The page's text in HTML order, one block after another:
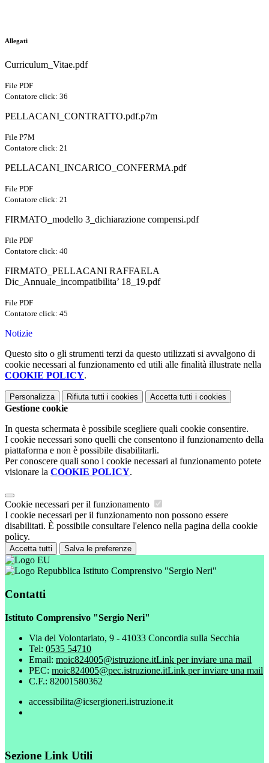
Allegati
Curriculum_Vitae.pdf
File PDF
Contatore click: 36
PELLACANI_CONTRATTO.pdf.p7m
File P7M
Contatore click: 21
PELLACANI_INCARICO_CONFERMA.pdf
File PDF
Contatore click: 21
FIRMATO_modello 3_dichiarazione compensi.pdf
File PDF
Contatore click: 40
FIRMATO_PELLACANI RAFFAELA
Dic_Annuale_incompatibilita’ 18_19.pdf
File PDF
Contatore click: 45
Notizie
Questo sito o gli strumenti terzi da questo utilizzati si avvalgono di
cookie necessari al funzionamento ed utili alle finalità illustrate nella
COOKIE POLICY.
Personalizza Rifiuta tutti i cookies Accetta tutti i cookies
Gestione cookie
In questa schermata è possibile scegliere quali cookie consentire.
I cookie necessari sono quelli che consentono il funzionamento della
piattaforma e non è possibile disabilitarli.
Per conoscere quali sono i cookie necessari al funzionamento potete
visionare la COOKIE POLICY.
Cookie necessari per il funzionamento
I cookie necessari per il funzionamento non possono essere
disabilitati. È possibile consultare l'elenco nella pagina della cookie
policy.
Accetta tutti Salva le preferenze
Istituto Comprensivo "Sergio Neri"
Contatti
Istituto Comprensivo "Sergio Neri"
Via del Volontariato, 9 - 41033 Concordia sulla Secchia
Tel: 0535 54710
Email: moic824005@istruzione.itLink per inviare una mail
PEC: moic824005@pec.istruzione.itLink per inviare una mail
C.F.: 82001580362
accessibilita@icsergioneri.istruzione.it
Sezione Link Utili